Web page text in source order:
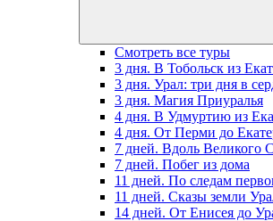
Смотреть все туры
3 дня. В Тобольск из
3 дня. Урал: три дня в
3 дня. Магия Приуралья
4 дня. В Удмуртию из
4 дня. От Перми до
7 дней. Вдоль Великого
7 дней. Побег из дома
11 дней. По следам
11 дней. Сказы земли
14 дней. От Енисея до